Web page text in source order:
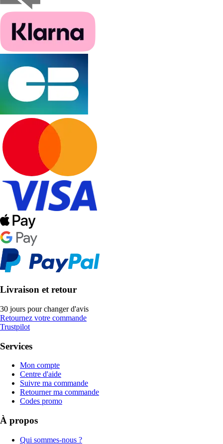
Livraison et retour
30 jours pour changer d'avis
Retournez votre commande
Trustpilot
Services
Mon compte
Centre d'aide
Suivre ma commande
Retourner ma commande
Codes promo
À propos
Qui sommes-nous ?